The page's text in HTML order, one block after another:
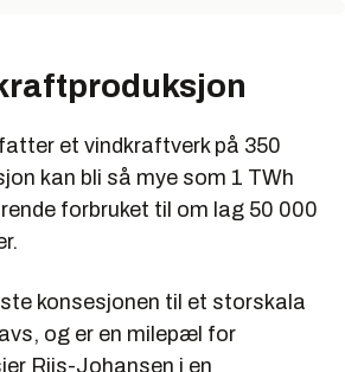
et vindkraftverk på 350
kan bli så mye som 1 TWh
forbruket til om lag 50 000
konsesjonen til et storskala
og er en milepæl for
Riis-Johansen i en